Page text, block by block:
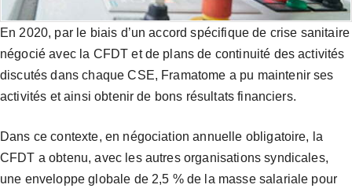
En 2020, par le biais d’un accord spécifique de crise sanitaire
négocié avec la CFDT et de plans de continuité des activités
discutés dans chaque CSE, Framatome a pu maintenir ses
activités et ainsi obtenir de bons résultats financiers.
Dans ce contexte, en négociation annuelle obligatoire, la
CFDT a obtenu, avec les autres organisations syndicales,
une enveloppe globale de 2,5 % de la masse salariale pour